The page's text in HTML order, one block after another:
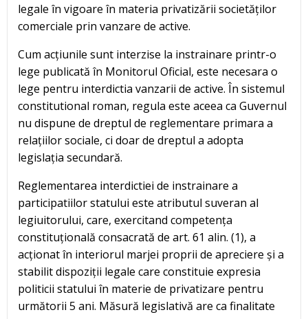
legale în vigoare în materia privatizării societăților
comerciale prin vanzare de active.
Cum acțiunile sunt interzise la instrainare printr-o
lege publicată în Monitorul Oficial, este necesara o
lege pentru interdictia vanzarii de active. În sistemul
constitutional roman, regula este aceea ca Guvernul
nu dispune de dreptul de reglementare primara a
relațiilor sociale, ci doar de dreptul a adopta
legislația secundară.
Reglementarea interdictiei de instrainare a
participatiilor statului este atributul suveran al
legiuitorului, care, exercitand competența
constituțională consacrată de art. 61 alin. (1), a
acționat în interiorul marjei proprii de apreciere și a
stabilit dispoziții legale care constituie expresia
politicii statului în materie de privatizare pentru
următorii 5 ani. Măsură legislativă are ca finalitate